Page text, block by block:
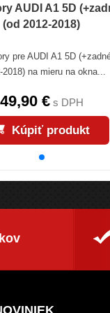
AUDI A1 5D
(od 2012-2018)
pre AUDI A1 5D
2018) na mieru na okna...
49,90 €s DPH
Kúpiť produkt